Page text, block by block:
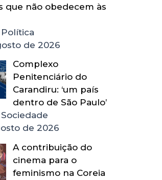
que não obedecem às
de 2026
Complexo
Penitenciário do
Carandiru: ‘um país
dentro de São Paulo’
de 2026
A contribuição do
cinema para o
feminismo na Coreia